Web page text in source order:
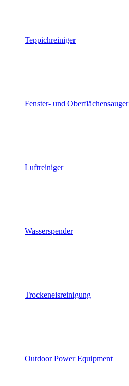
Teppichreiniger
Fenster- und Oberflächensauger
Luftreiniger
Wasserspender
Trockeneisreinigung
Outdoor Power Equipment